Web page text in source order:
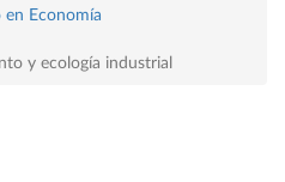
en Economía
y ecología industrial